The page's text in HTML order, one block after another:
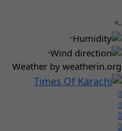
-º
-
-
Weather by weatherin.org